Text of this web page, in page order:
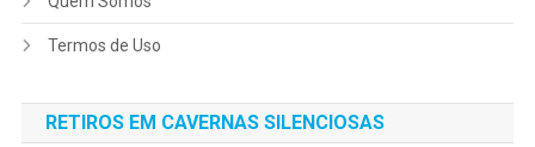
Termos de Uso
RETIROS EM CAVERNAS SILENCIOSAS